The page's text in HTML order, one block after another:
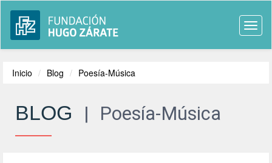
Inicio Blog Poesía-Música
BLOG | Poesía-Música